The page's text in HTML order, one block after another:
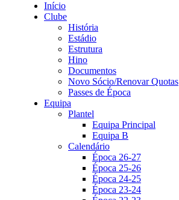
Início
Clube
História
Estádio
Estrutura
Hino
Documentos
Novo Sócio/Renovar Quotas
Passes de Época
Equipa
Plantel
Equipa Principal
Equipa B
Calendário
Época 26-27
Época 25-26
Época 24-25
Época 23-24